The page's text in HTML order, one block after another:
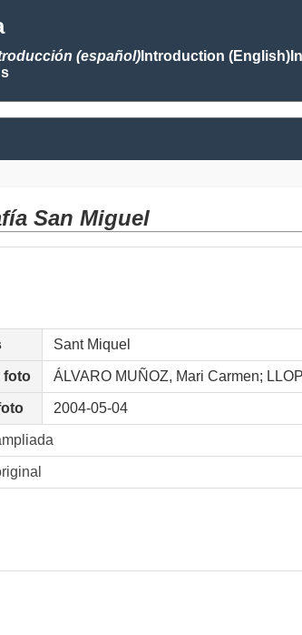
(español)Introduction (English)
San Miguel
Sant Miquel
foto ÁLVARO MUÑOZ, Mari Carmen;
2004-05-04